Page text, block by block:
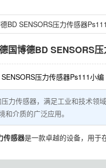
BD SENSORS压力传感器
国博德BD SENSORS
压力传感器Ps111小编
力传感器，满足工业和技术
介质的广泛应用。
传感器是一款卓越的设备，用于